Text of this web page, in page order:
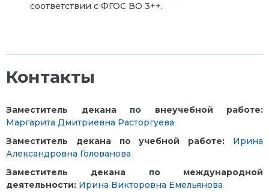
соответствии с ФГОС ВО 3++.
Контакты
Заместитель декана по внеучебной работе:
Маргарита Дмитриевна Расторгуева
Заместитель декана по учебной работе: Ирина
Александровна Голованова
Заместитель декана по международной
деятельности: Ирина Викторовна Емельянова